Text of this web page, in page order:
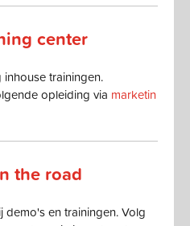
center
trainingen.
opleiding via marketin
the road
demo's en trainingen. Volg